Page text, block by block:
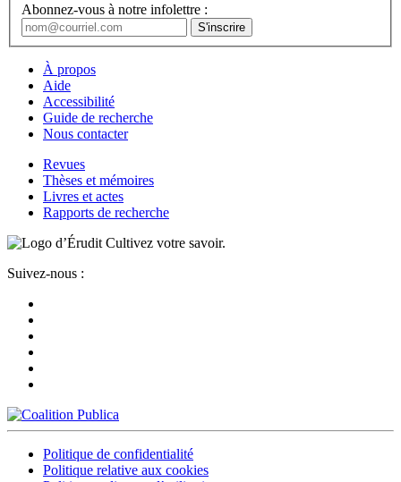
Abonnez-vous à notre infolettre :
À propos
Aide
Accessibilité
Guide de recherche
Nous contacter
Revues
Thèses et mémoires
Livres et actes
Rapports de recherche
Cultivez votre savoir.
Suivez-nous :
Politique de confidentialité
Politique relative aux cookies